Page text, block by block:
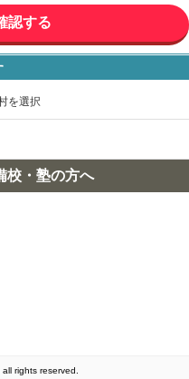
を選択
校・塾の方へ
rights reserved.